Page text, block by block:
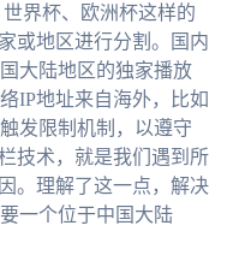
界杯、欧洲杯这样的
或地区进行分割。国内
大陆地区的独家播放
IP地址来自海外，比如
发限制机制，以遵守
技术，就是我们遇到所
。理解了这一点，解决
一个位于中国大陆